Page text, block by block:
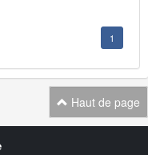
1
Haut de page